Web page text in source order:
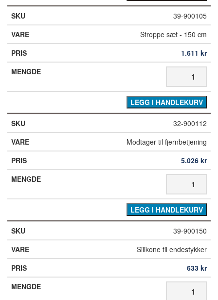
39-900105
Stroppe sæt - 150 cm
1.611 kr
LEGG I HANDLEKURV
32-900112
Modtager til fjernbetjening
5.026 kr
LEGG I HANDLEKURV
39-900150
Silikone til endestykker
633 kr